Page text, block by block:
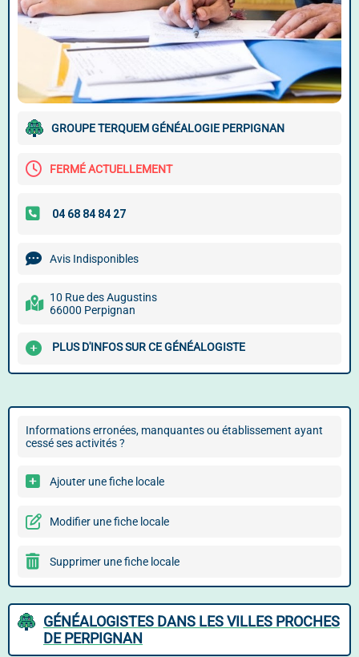
GROUPE TERQUEM GÉNÉALOGIE PERPIGNAN
FERMÉ ACTUELLEMENT
Avis Indisponibles
10 Rue des Augustins
66000 Perpignan
PLUS D'INFOS SUR CE GÉNÉALOGISTE
Informations erronées, manquantes ou établissement ayant
cessé ses activités ?
Ajouter une fiche locale
Modifier une fiche locale
Supprimer une fiche locale
GÉNÉALOGISTES DANS LES VILLES PROCHES
DE PERPIGNAN